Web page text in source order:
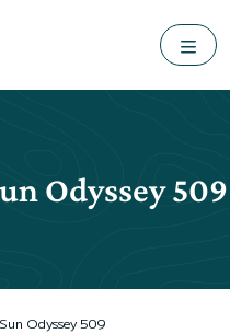
Odyssey 509
Odyssey 509